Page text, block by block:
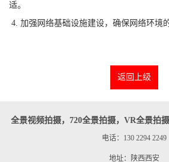
适。
4. 加强网络基础设施建设，确保网络环境
返回上级
全景视频拍摄，720全景拍摄，VR全景拍
电话：130 2294 2249
地址：陕西西安